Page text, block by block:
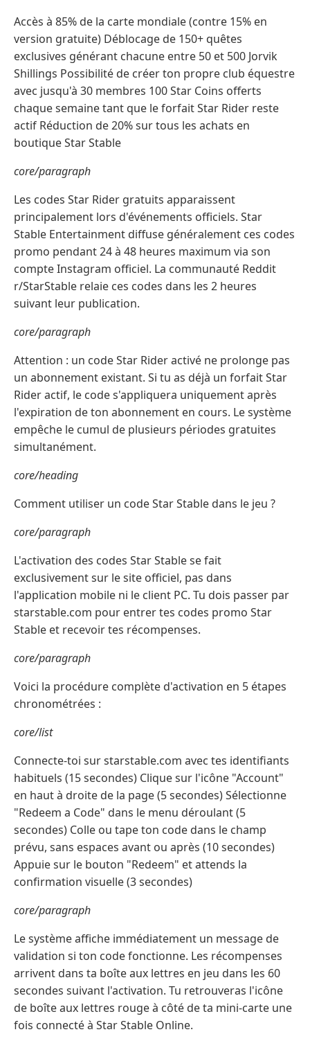
Accès à 85% de la carte mondiale (contre 15% en
version gratuite) Déblocage de 150+ quêtes
exclusives générant chacune entre 50 et 500 Jorvik
Shillings Possibilité de créer ton propre club équestre
avec jusqu'à 30 membres 100 Star Coins offerts
chaque semaine tant que le forfait Star Rider reste
actif Réduction de 20% sur tous les achats en
boutique Star Stable
core/paragraph
Les codes Star Rider gratuits apparaissent
principalement lors d'événements officiels. Star
Stable Entertainment diffuse généralement ces codes
promo pendant 24 à 48 heures maximum via son
compte Instagram officiel. La communauté Reddit
r/StarStable relaie ces codes dans les 2 heures
suivant leur publication.
core/paragraph
Attention : un code Star Rider activé ne prolonge pas
un abonnement existant. Si tu as déjà un forfait Star
Rider actif, le code s'appliquera uniquement après
l'expiration de ton abonnement en cours. Le système
empêche le cumul de plusieurs périodes gratuites
simultanément.
core/heading
Comment utiliser un code Star Stable dans le jeu ?
core/paragraph
L'activation des codes Star Stable se fait
exclusivement sur le site officiel, pas dans
l'application mobile ni le client PC. Tu dois passer par
starstable.com pour entrer tes codes promo Star
Stable et recevoir tes récompenses.
core/paragraph
Voici la procédure complète d'activation en 5 étapes
chronométrées :
core/list
Connecte-toi sur starstable.com avec tes identifiants
habituels (15 secondes) Clique sur l'icône "Account"
en haut à droite de la page (5 secondes) Sélectionne
"Redeem a Code" dans le menu déroulant (5
secondes) Colle ou tape ton code dans le champ
prévu, sans espaces avant ou après (10 secondes)
Appuie sur le bouton "Redeem" et attends la
confirmation visuelle (3 secondes)
core/paragraph
Le système affiche immédiatement un message de
validation si ton code fonctionne. Les récompenses
arrivent dans ta boîte aux lettres en jeu dans les 60
secondes suivant l'activation. Tu retrouveras l'icône
de boîte aux lettres rouge à côté de ta mini-carte une
fois connecté à Star Stable Online.